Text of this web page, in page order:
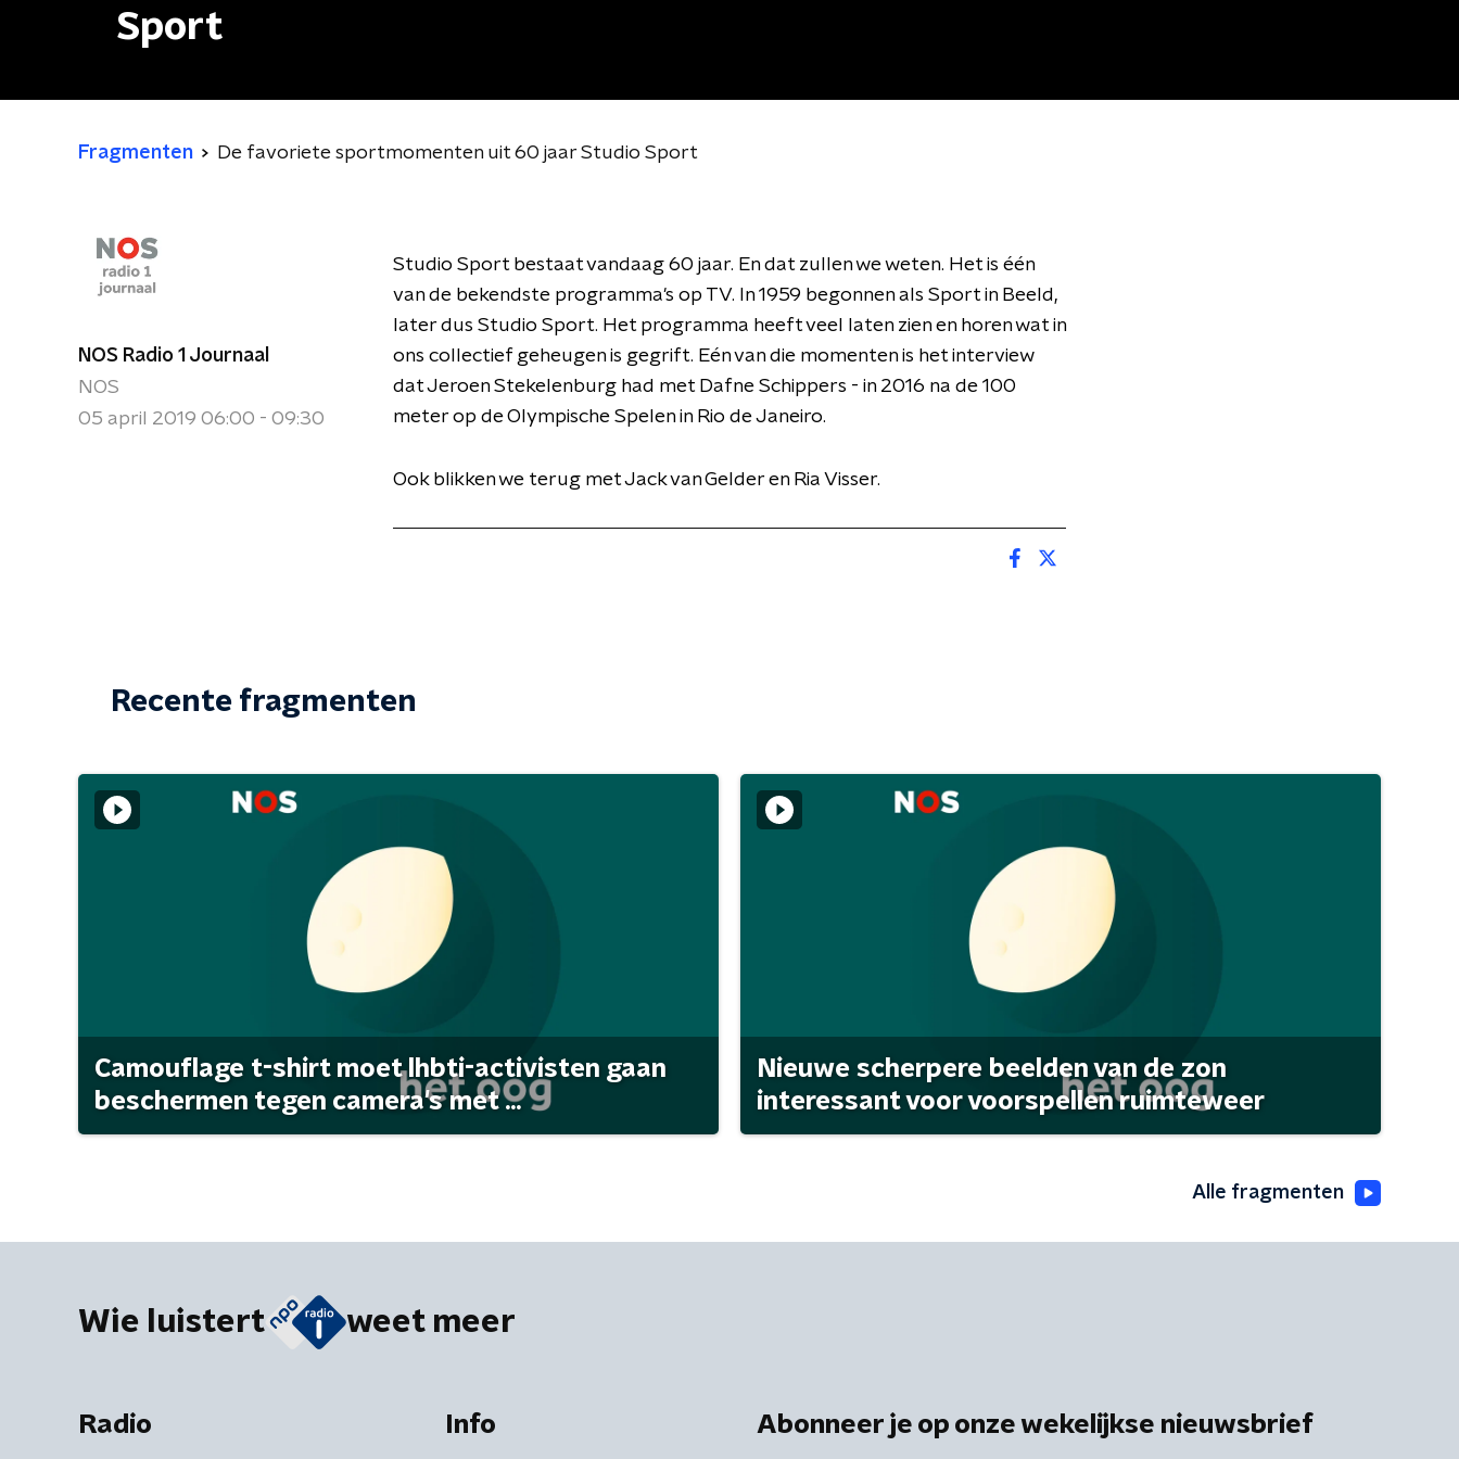
Sport
Fragmenten De favoriete sportmomenten uit 60 jaar Studio Sport
NOS Radio 1 Journaal
NOS
05 april 2019 06:00 - 09:30
Studio Sport bestaat vandaag 60 jaar. En dat zullen we weten. Het is één
van de bekendste programma's op TV. In 1959 begonnen als Sport in Beeld,
later dus Studio Sport. Het programma heeft veel laten zien en horen wat in
ons collectief geheugen is gegrift. Eén van die momenten is het interview
dat Jeroen Stekelenburg had met Dafne Schippers - in 2016 na de 100
meter op de Olympische Spelen in Rio de Janeiro.
Ook blikken we terug met Jack van Gelder en Ria Visser.
Recente fragmenten
Camouflage t-shirt moet lhbti-activisten gaan
beschermen tegen camera's met ...
Nieuwe scherpere beelden van de zon
interessant voor voorspellen ruimteweer
Alle fragmenten
Wie luistert weet meer
Radio Info Abonneer je op onze wekelijkse nieuwsbrief